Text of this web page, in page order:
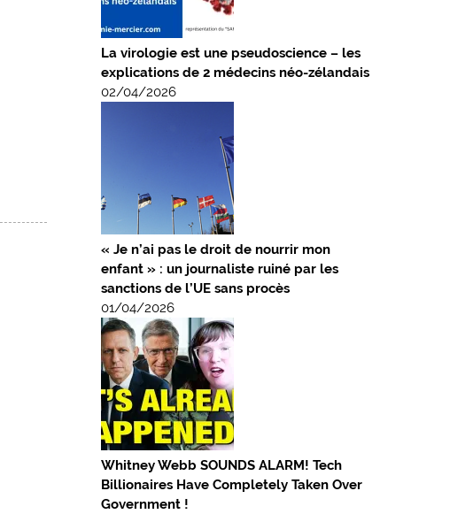
La virologie est une pseudoscience – les
explications de 2 médecins néo-zélandais
02/04/2026
« Je n’ai pas le droit de nourrir mon
enfant » : un journaliste ruiné par les
sanctions de l’UE sans procès
01/04/2026
Whitney Webb SOUNDS ALARM! Tech
Billionaires Have Completely Taken Over
Government !